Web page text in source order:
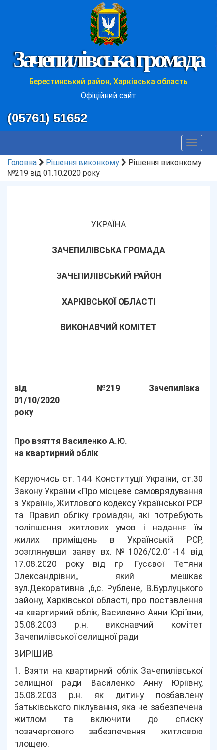
Зачепилівська громада
Берестинський район, Харківська область
Офіційний сайт
(05761) 51652
Toggle
Головна
Рішення виконкому
Рішення виконкому
№219 від 01.10.2020 року
УКРАЇНА
ЗАЧЕПИЛІВСЬКА ГРОМАДА
ЗАЧЕПИЛІВСЬКИЙ РАЙОН
ХАРКІВСЬКОЇ ОБЛАСТІ
ВИКОНАВЧИЙ КОМІТЕТ
від
01/10/2020
року
№219 Зачепилівка
Про взяття Василенко А.Ю.
на квартирний облік
Керуючись ст. 144 Конституції України, ст.30
Закону України «Про місцеве самоврядування
в Україні», Житлового кодексу Української РСР
та Правил обліку громадян, які потребують
поліпшення житлових умов і надання їм
жилих приміщень в Українській РСР,
розглянувши заяву вх.№1026/02.01-14 від
17.08.2020 року від гр. Гусєвої Тетяни
Олександрівни,, який мешкає
вул.Декоративна ,6,с. Рублене, В.Бурлуцького
району, Харківської області, про поставлення
на квартирний облік, Василенко Анни Юріївни,
05.08.2003 р.н. виконавчий комітет
Зачепилівської селищної ради
ВИРІШИВ
1. Взяти на квартирний облік Зачепилівської
селищної ради Василенко Анну Юріївну,
05.08.2003 р.н. як дитину позбавлену
батьківського піклування, яка не забезпечена
житлом та включити до списку
позачергового забезпечення житловою
площею.